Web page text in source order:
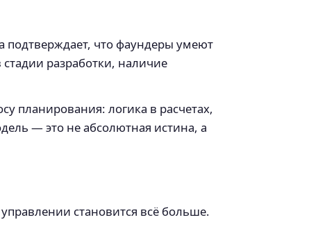
что фаундеры умеют
разработки, наличие
планирования: логика в расчетах,
— это не абсолютная истина, а
становится всё больше.